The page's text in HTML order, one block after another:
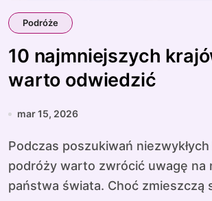
Podróże
10 najmniejszych
warto odwiedzić
mar 15, 2026
Podczas poszukiwań niezwykłych kierunków
podróży warto zwrócić uwagę na
państwa świata. Choć zmieszczą